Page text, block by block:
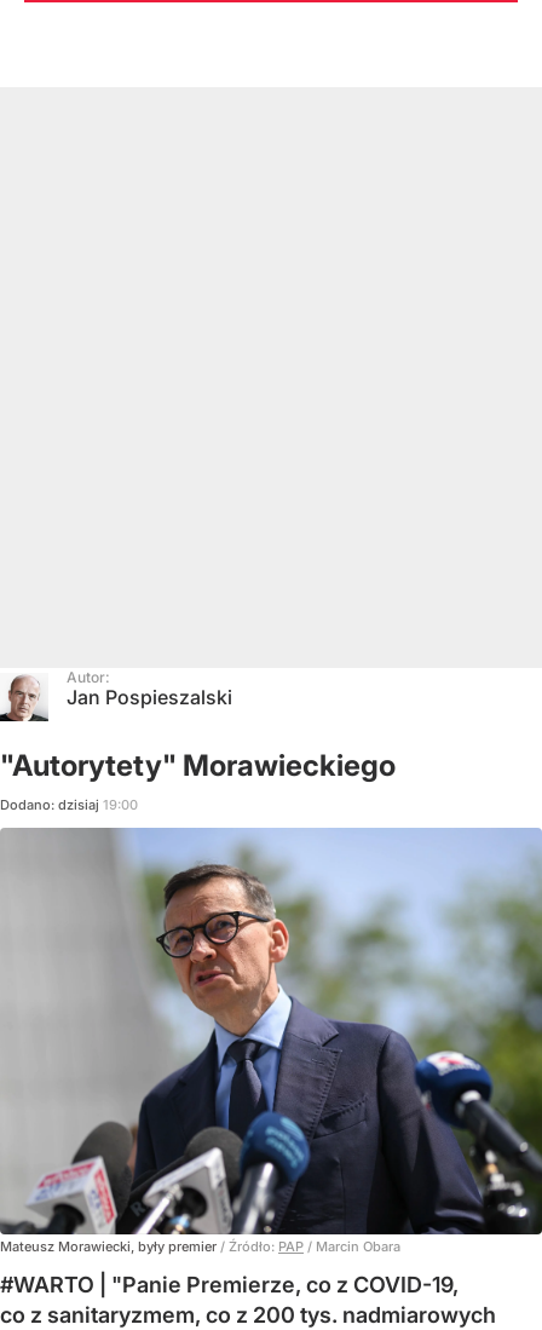
Autor:
Jan Pospieszalski
"Autorytety" Morawieckiego
Dodano: dzisiaj 19:00
Mateusz Morawiecki, były premier / Źródło: PAP / Marcin Obara
#WARTO | "Panie Premierze, co z COVID-19,
co z sanitaryzmem, co z 200 tys. nadmiarowych